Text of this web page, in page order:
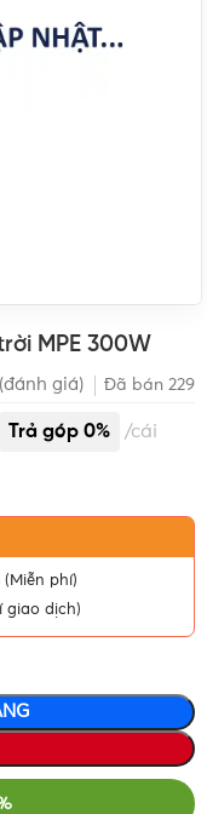
MPE 300W
(đánh giá) Đã bán 229
cái
phí)
giao dịch)